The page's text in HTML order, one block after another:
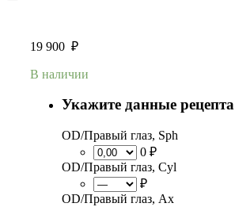
19 900 ₽
В наличии
Укажите данные рецепта
OD/Правый глаз, Sph
0 ₽
OD/Правый глаз, Cyl
₽
OD/Правый глаз, Ax